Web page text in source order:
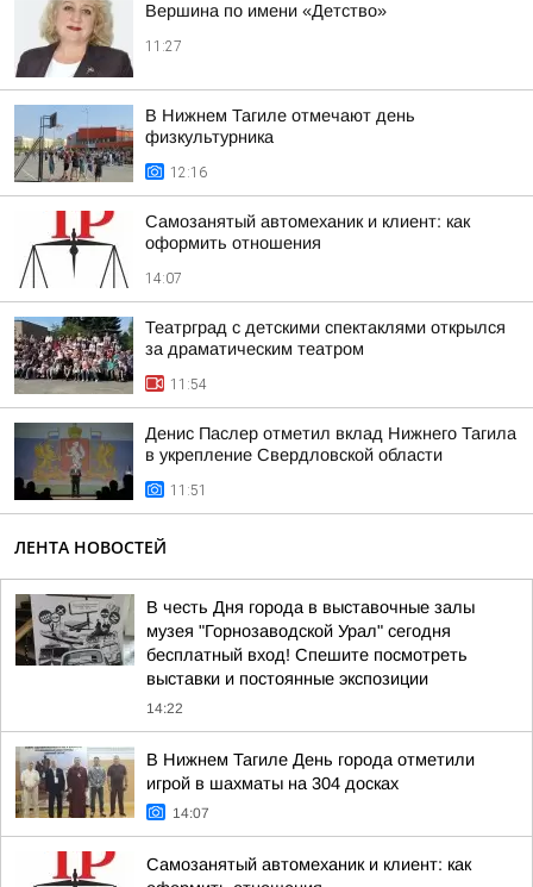
Вершина по имени «Детство»
11:27
В Нижнем Тагиле отмечают день
физкультурника
12:16
Самозанятый автомеханик и клиент: как
оформить отношения
14:07
Театрград с детскими спектаклями открылся
за драматическим театром
11:54
Денис Паслер отметил вклад Нижнего Тагила
в укрепление Свердловской области
11:51
ЛЕНТА НОВОСТЕЙ
В честь Дня города в выставочные залы
музея "Горнозаводской Урал" сегодня
бесплатный вход! Спешите посмотреть
выставки и постоянные экспозиции
14:22
В Нижнем Тагиле День города отметили
игрой в шахматы на 304 досках
14:07
Самозанятый автомеханик и клиент: как